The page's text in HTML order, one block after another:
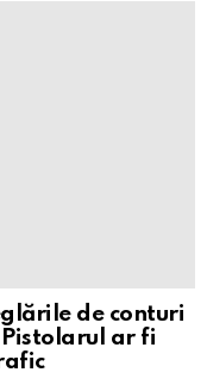
de conturi
ar fi